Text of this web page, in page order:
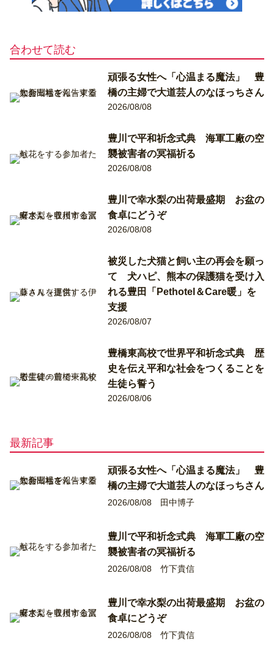
合わせて読む
頑張る女性へ「心温まる魔法」 豊
橋の主婦で大道芸人のなほっちさん
2026/08/08
豊川で平和祈念式典 海軍工廠の空
襲被害者の冥福祈る
2026/08/08
豊川で幸水梨の出荷最盛期 お盆の
食卓にどうぞ
2026/08/08
被災した犬猫と飼い主の再会を願っ
て 犬ハピ、熊本の保護猫を受け入
れる豊田「Pethotel＆Care暖」を
支援
2026/08/07
豊橋東高校で世界平和祈念式典 歴
史を伝え平和な社会をつくることを
生徒ら誓う
2026/08/06
最新記事
頑張る女性へ「心温まる魔法」 豊
橋の主婦で大道芸人のなほっちさん
2026/08/08 田中博子
豊川で平和祈念式典 海軍工廠の空
襲被害者の冥福祈る
2026/08/08 竹下貴信
豊川で幸水梨の出荷最盛期 お盆の
食卓にどうぞ
2026/08/08 竹下貴信